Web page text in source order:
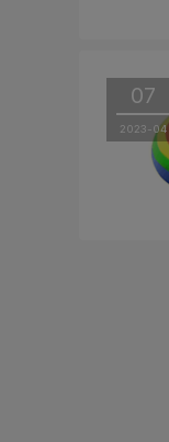
07
2023-04